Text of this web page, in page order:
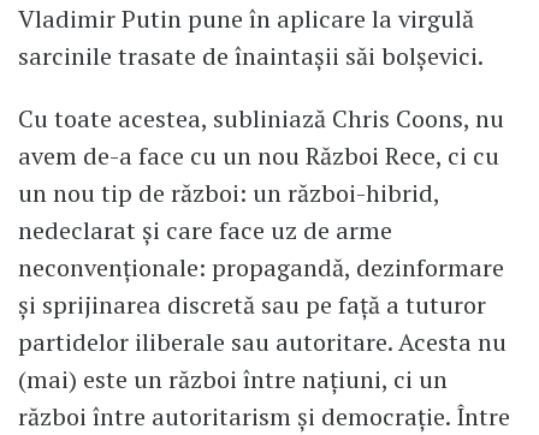
Vladimir Putin pune în aplicare la virgulă
sarcinile trasate de înaintaşii săi bolşevici.
Cu toate acestea, subliniază Chris Coons, nu
avem de-a face cu un nou Război Rece, ci cu
un nou tip de război: un război-hibrid,
nedeclarat şi care face uz de arme
neconvenţionale: propagandă, dezinformare
şi sprijinarea discretă sau pe față a tuturor
partidelor iliberale sau autoritare. Acesta nu
(mai) este un război între naţiuni, ci un
război între autoritarism şi democraţie. Între